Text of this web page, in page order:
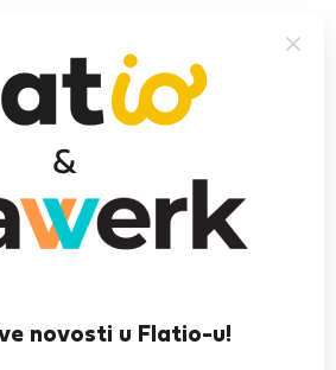
novosti u Flatio-u!
stanara
3 rooms apartment at